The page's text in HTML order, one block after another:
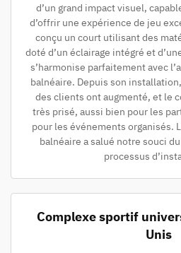
d’un grand impact visuel,
d’offrir une expérience de jeu
conçu un court utilisant des
doté d’un éclairage intégré et
s’harmonise parfaitement avec
balnéaire. Depuis son
des clients ont augmenté, et le
très prisé, aussi bien pour les
pour les événements organisés.
balnéaire a salué notre souci
processus
Complexe sportif
Unis